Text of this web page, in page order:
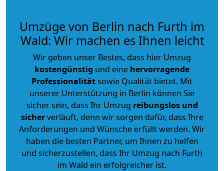
Umzüge von Berlin nach Furth im
Wald: Wir machen es Ihnen leicht
Wir geben unser Bestes, dass hier Umzug
kostengünstig und eine hervorragende
Professionalitätsowie Qualität bietet. Mit
unserer Unterstützung in Berlin können Sie
sicher sein, dass Ihr Umzug reibungslos und
sicherverläuft, denn wir sorgen dafür, dass Ihre
Anforderungen und Wünsche erfüllt werden. Wir
haben die besten Partner, um Ihnen zu helfen
und sicherzustellen, dass Ihr Umzug nach Furth
im Wald ein erfolgreicher ist.